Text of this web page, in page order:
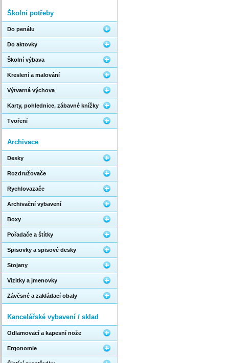
Školní potřeby
Do penálu
Do aktovky
Školní výbava
Kreslení a malování
Výtvarná výchova
Karty, pohlednice, zábavné knížky
Tvoření
Archivace
Desky
Rozdružovače
Rychlovazače
Archivační vybavení
Boxy
Pořadače a štítky
Spisovky a spisové desky
Stojany
Vizitky a jmenovky
Závěsné a zakládací obaly
Kancelářské vybavení / sklad
Odlamovací a kapesní nože
Ergonomie